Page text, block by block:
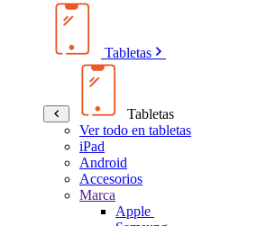
Tabletas
Tabletas
Ver todo en tabletas
iPad
Android
Accesorios
Marca
Apple